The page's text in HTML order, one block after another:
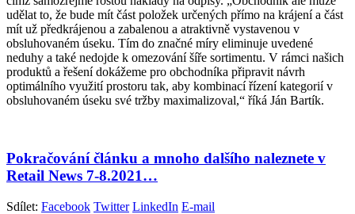
udělat to, že bude mít část položek určených přímo na krájení a část
mít už předkrájenou a zabalenou a atraktivně vystavenou v
obsluhovaném úseku. Tím do značné míry eliminuje uvedené
neduhy a také nedojde k omezování šíře sortimentu. V rámci našich
produktů a řešení dokážeme pro obchodníka připravit návrh
optimálního využití prostoru tak, aby kombinací řízení kategorií v
obsluhovaném úseku své tržby maximalizoval,“ říká Ján Bartík.
Pokračování článku a mnoho dalšího naleznete v
Retail News 7-8.2021…
Sdílet: Facebook Twitter LinkedIn E-mail